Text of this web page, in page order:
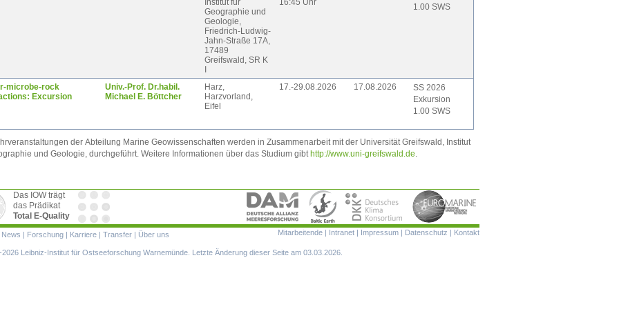
Institut für
Geographie und
Geologie,
Friedrich-Ludwig-
Jahn-Straße 17A,
17489
Greifswald, SR K
16:45 Uhr
1.00 SWS
microbe-rock
Excursion
Univ.-Prof. Dr.habil.
Michael E. Böttcher
Harz,
Harzvorland,
Eifel
17.-29.08.2026 17.08.2026
SS 2026
Exkursion
1.00 SWS
der Abteilung Marine Geowissenschaften werden in Zusammenarbeit mit der Universität Greifswald, Institut
und Geologie, durchgeführt. Weitere Informationen über das Studium gibt http://www.uni-greifswald.de.
Das IOW trägt
das Prädikat
Total E-Quality
Navigation
Mitarbeitende | Intranet | Impressum | Datenschutz | Kontakt
News | Forschung | Karriere | Transfer | Über uns
Leibniz-Institut für Ostseeforschung Warnemünde. Letzte Änderung dieser Seite am 03.03.2026.